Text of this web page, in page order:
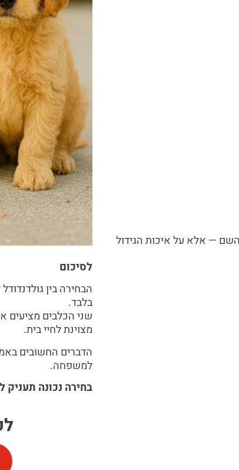
— אלא על איכות הגידול
לסיכום
הבחירה בין
בלבד.
שני הכלבים מציעים
מצוינת לחיי בית.
הדברים החשובים
למשפחה.
בחירה נכונה